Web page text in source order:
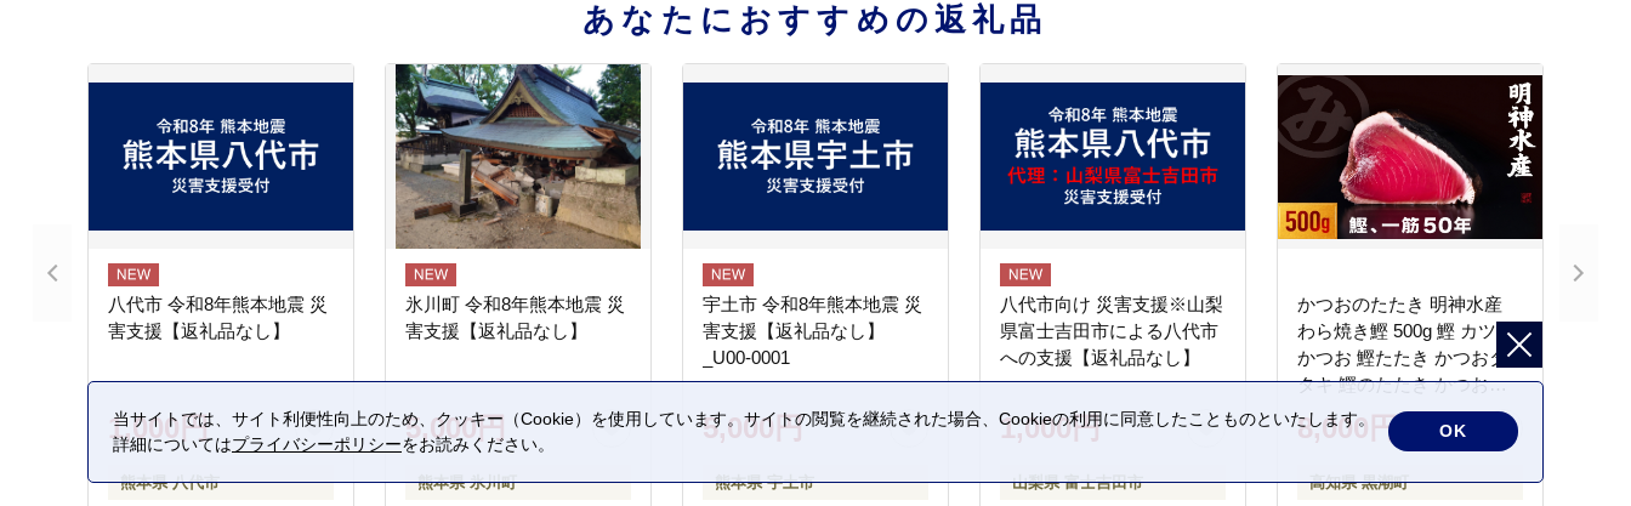
あなたにおすすめの返礼品
八代市 令和8年熊本地震 災
害支援【返礼品なし】
1,000円
熊本県 八代市
氷川町 令和8年熊本地震 災
害支援【返礼品なし】
5,000円
熊本県 氷川町
宇土市 令和8年熊本地震 災
害支援【返礼品なし】
_U00-0001
5,000円
熊本県 宇土市
八代市向け 災害支援※山梨
県富士吉田市による八代市
への支援【返礼品なし】
1,000円
山梨県 富士吉田市
かつおのたたき 明神水産
わら焼き鰹 500g 鰹 カツオ
かつお 鰹たたき かつおタ
タキ 鰹のたたき かつおの
タタキ 藁焼き わら焼き 魚
さかな 海鮮 刺身 お刺身 冷
ご当地 本場 高知 黒潮町 ギ
8,000円
高知県 黒潮町
当サイトでは、サイト利便性向上のため、クッキー（Cookie）を使用しています。サイトの閲覧を継続された場合、Cookieの利用に同意したことものといたします。
詳細についてはプライバシーポリシーをお読みください。
OK